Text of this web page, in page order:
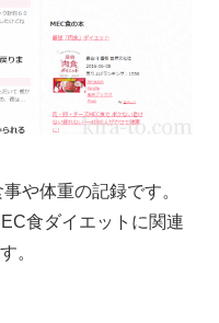
や体重の記録です。
食ダイエットに関連
。